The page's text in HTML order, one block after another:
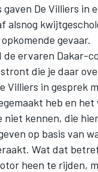
De Villiers in
alsnog
gevaar.
de ervaren Dakar-
die je daar
Villiers in gesprek
heb en
kennen, die
op basis van
Wat dat
heen te rijden,